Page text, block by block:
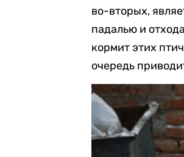
во-вторых,
падалью и
кормит этих
очередь